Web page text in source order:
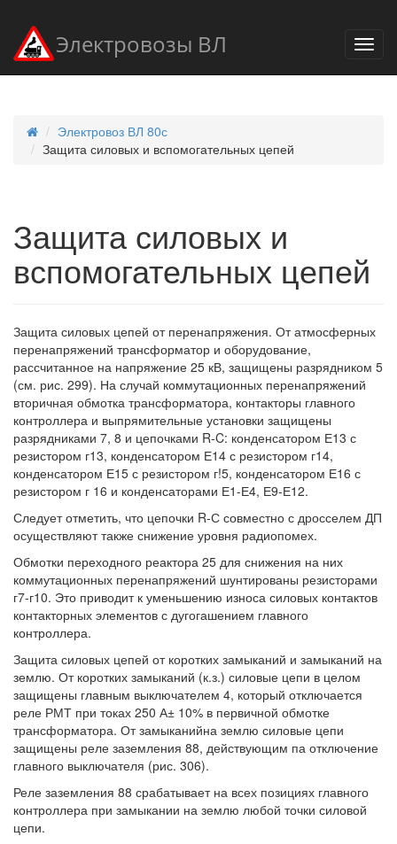
Электровозы ВЛ
Электровоз ВЛ 80с
Защита силовых и вспомогательных цепей
Защита силовых и
вспомогательных цепей
Защита силовых цепей от перенапряжения. От атмосферных
перенапряжений трансформатор и оборудование,
рассчитанное на напряжение 25 кВ, защищены разрядником 5
(см. рис. 299). На случай коммутационных перенапряжений
вторичная обмотка трансформатора, контакторы главного
контроллера и выпрямительные установки защищены
разрядниками 7, 8 и цепочками R-C: конденсатором Е13 с
резистором г13, конденсатором Е14 с резистором г14,
конденсатором Е15 с резистором г!5, конденсатором Е16 с
резистором г 16 и конденсаторами Е1-Е4, Е9-Е12.
Следует отметить, что цепочки R-С совместно с дросселем ДП
осуществляют также снижение уровня радиопомех.
Обмотки переходного реактора 25 для снижения на них
коммутационных перенапряжений шунтированы резисторами
г7-г10. Это приводит к уменьшению износа силовых контактов
контакторных элементов с дугогашением главного
контроллера.
Защита силовых цепей от коротких замыканий и замыканий на
землю. От коротких замыканий (к.з.) силовые цепи в целом
защищены главным выключателем 4, который отключается
реле РМТ при токах 250 А± 10% в первичной обмотке
трансформатора. От замыканийна землю силовые цепи
защищены реле заземления 88, действующим па отключение
главного выключателя (рис. 306).
Реле заземления 88 срабатывает на всех позициях главного
контроллера при замыкании на землю любой точки силовой
цепи.